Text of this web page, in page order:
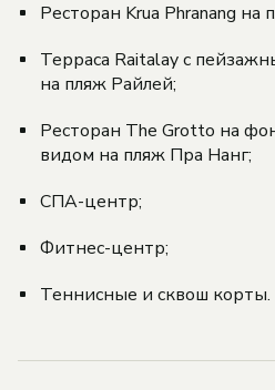
Ресторан Krua Phranang на
Терраса Raitalay с
на пляж Райлей;
Ресторан The Grotto на
видом на пляж Пра Нанг;
СПА-центр;
Фитнес-центр;
Теннисные и сквош корты.